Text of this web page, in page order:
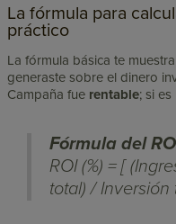
La fórmula para
práctico
La fórmula básica te
generaste sobre el dinero
Campaña fue rentable; si
Fórmula del
ROI (%) = [
total) / Inversión